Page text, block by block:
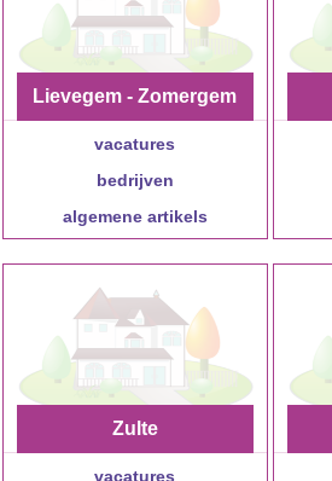
Lievegem - Zomergem
vacatures
bedrijven
algemene artikels
Zulte
vacatures